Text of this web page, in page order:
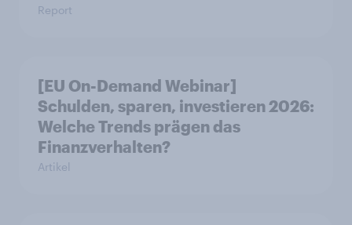
Report
[EU On-Demand Webinar]
Schulden, sparen, investieren 2026:
Welche Trends prägen das
Finanzverhalten?
Artikel